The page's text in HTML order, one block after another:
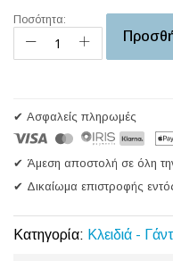
Ποσότητα:
✔ Ασφαλείς πληρωμές
✔ Άμεση αποστολή σε όλη
✔ Δικαίωμα επιστροφής
Κατηγορία: Κλειδιά -